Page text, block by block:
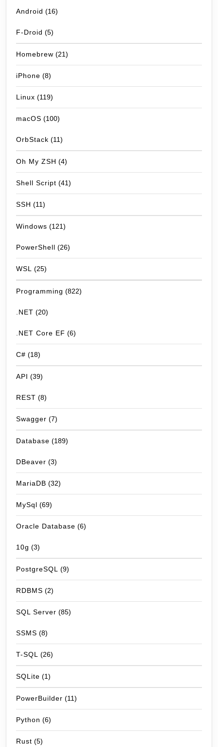
Android (16)
F-Droid (5)
Homebrew (21)
iPhone (8)
Linux (119)
macOS (100)
OrbStack (11)
Oh My ZSH (4)
Shell Script (41)
SSH (11)
Windows (121)
PowerShell (26)
WSL (25)
Programming (822)
.NET (20)
.NET Core EF (6)
C# (18)
API (39)
REST (8)
Swagger (7)
Database (189)
DBeaver (3)
MariaDB (32)
MySql (69)
Oracle Database (6)
10g (3)
PostgreSQL (9)
RDBMS (2)
SQL Server (85)
SSMS (8)
T-SQL (26)
SQLite (1)
PowerBuilder (11)
Python (6)
Rust (5)